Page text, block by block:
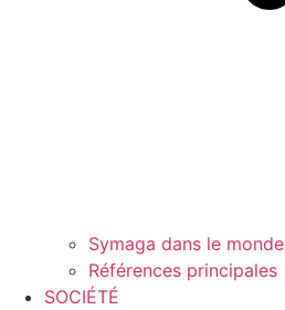
Symaga dans le monde
Références principales
SOCIÉTÉ